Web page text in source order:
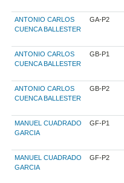
ANTONIO CARLOS
CUENCA BALLESTER
GA-P2
ANTONIO CARLOS
CUENCA BALLESTER
GB-P1
ANTONIO CARLOS
CUENCA BALLESTER
GB-P2
MANUEL CUADRADO
GARCIA
GF-P1
MANUEL CUADRADO
GARCIA
GF-P2